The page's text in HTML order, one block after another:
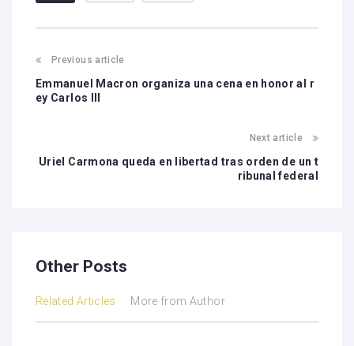
Previous article
Emmanuel Macron organiza una cena en honor al r
ey Carlos III
Next article
Uriel Carmona queda en libertad tras orden de un t
ribunal federal
Other Posts
Related Articles More from Author